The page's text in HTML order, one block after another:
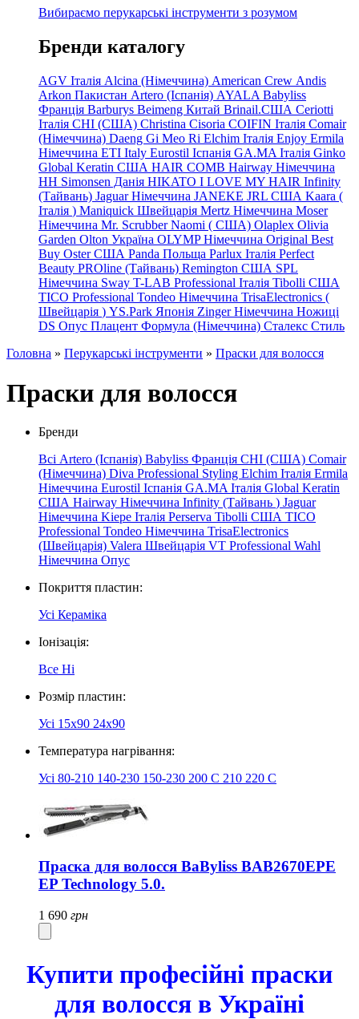
Вибираємо перукарські інструменти з розумом
Бренди каталогу
AGV Італія Alcina (Німеччина) American Crew Andis
Arkon Пакистан Artero (Іспанія) AYALA Babyliss
Франція Barburys Beimeng Китай Brinail.США Ceriotti
Італія CHI (США) Christina Cisoria COIFIN Італія Comair
(Німеччина) Daeng Gi Meo Ri Elchim Італія Enjoy Ermila
Німеччина ETI Italy Eurostil Іспанія GA.MA Італія Ginko
Global Keratin США HAIR COMB Hairway Німеччина
HH Simonsen Данія HIKATO I LOVE MY HAIR Infinity
(Тайвань) Jaguar Німеччина JANEKE JRL США Kaara (
Італія ) Maniquick Швейцарія Mertz Німеччина Moser
Німеччина Mr. Scrubber Naomi ( США) Olaplex Olivia
Garden Olton Україна OLYMP Німеччина Original Best
Buy Oster США Panda Польща Parlux Італія Perfect
Beauty PROline (Тайвань) Remington США SPL
Німеччина Sway T-LAB Professional Італія Tibolli США
TICO Professional Tondeo Німеччина TrisaElectronics (
Швейцарія ) YS.Park Японія Zinger Німеччина Ножиці
DS Опус Плацент Формула (Німеччина) Сталекс Стиль
Головна » Перукарські інструменти » Праски для волосся
Праски для волосся
Бренди
Всі Artero (Іспанія) Babyliss Франція CHI (США) Comair
(Німеччина) Diva Professional Styling Elchim Італія Ermila
Німеччина Eurostil Іспанія GA.MA Італія Global Keratin
США Hairway Німеччина Infinity (Тайвань ) Jaguar
Німеччина Kiepe Італія Perserva Tibolli США TICO
Professional Tondeo Німеччина TrisaElectronics
(Швейцарія) Valera Швейцарія VT Professional Wahl
Німеччина Опус
Покриття пластин:
Усі Кераміка
Іонізація:
Все Ні
Розмір пластин:
Усі 15x90 24x90
Температура нагрівання:
Усі 80-210 140-230 150-230 200 C 210 220 С
Праска для волосся BaByliss BAB2670EPE
EP Technology 5.0.
1 690 грн
Купити професійні праски
для волосся в Україні